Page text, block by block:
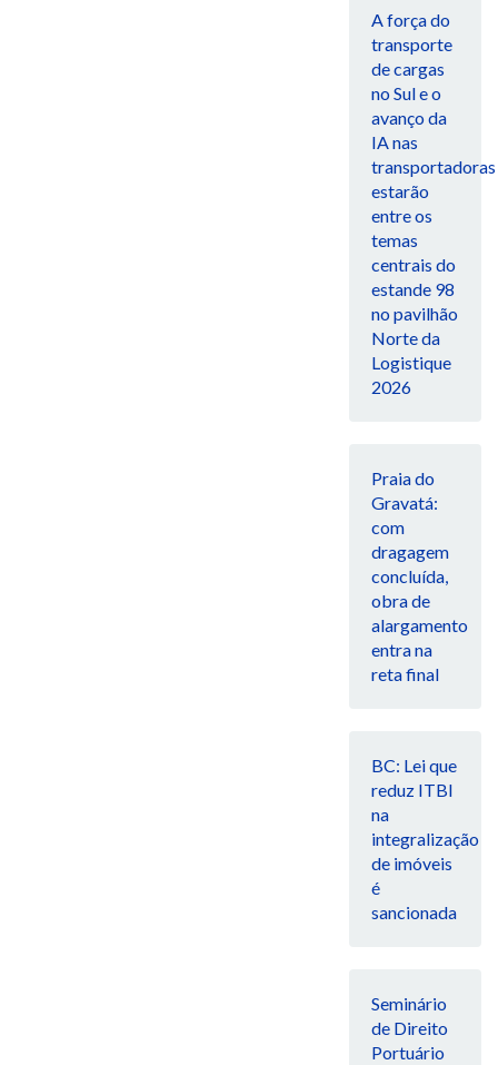
A força do
transporte
de cargas
no Sul e o
avanço da
IA nas
transportadoras
estarão
entre os
temas
centrais do
estande 98
no pavilhão
Norte da
Logistique
2026
Praia do
Gravatá:
com
dragagem
concluída,
obra de
alargamento
entra na
reta final
BC: Lei que
reduz ITBI
na
integralização
de imóveis
é
sancionada
Seminário
de Direito
Portuário